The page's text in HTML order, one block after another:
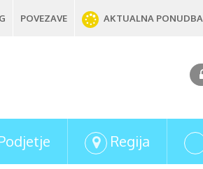
POVEZAVE AKTUALNA PONUDBA
Regija